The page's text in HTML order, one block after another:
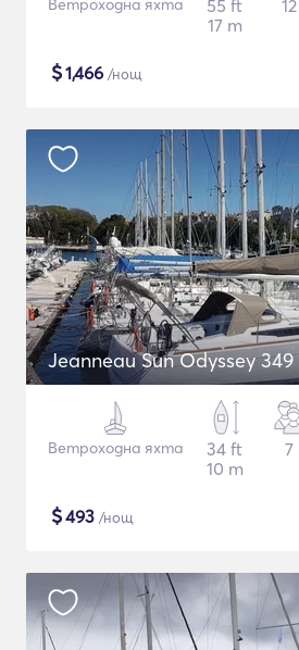
Ветроходна яхта
55 ft
17 m
12
$1,466 /нощ
Jeanneau Sun Odyssey 349
Ветроходна яхта
34 ft
10 m
7
$493 /нощ